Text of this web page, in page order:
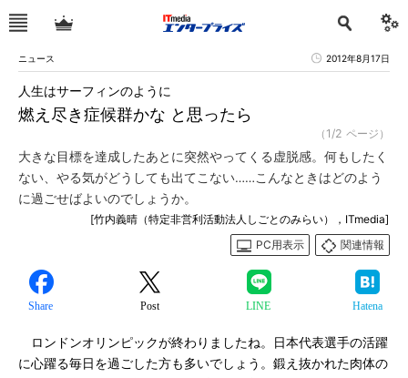
ニュース 2012年8月17日
燃え尽き症候群かな と思ったら
人生はサーフィンのように
（1/2 ページ）
大きな目標を達成したあとに突然やってくる虚脱感。何もしたく
ない、やる気がどうしても出てこない……こんなときはどのよう
に過ごせばよいのでしょうか。
[竹内義晴（特定非営利活動法人しごとのみらい），ITmedia]
PC用表示
関連情報
Share Post LINE Hatena
ロンドンオリンピックが終わりましたね。日本代表選手の活躍
に心躍る毎日を過ごした方も多いでしょう。鍛え抜かれた肉体の